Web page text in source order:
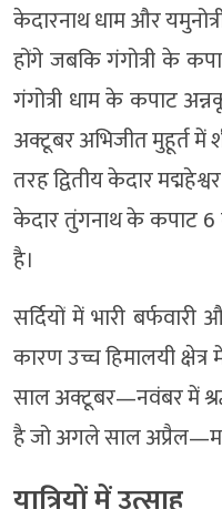
केदारनाथ धाम और
होंगे जबकि गंगोत्री के
गंगोत्री धाम के कपाट
अक्टूबर अभिजीत मुहूर्त में
तरह द्वितीय केदार
केदार तुंगनाथ के कपाट
है।
सर्दियों में भारी
कारण उच्च हिमालयी
साल अक्टूबर—नवंबर में
है जो अगले साल